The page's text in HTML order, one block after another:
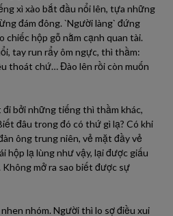
xì xào bắt đầu nổi lên, tựa những
đám đông. `Người làng` đứng
chiếc hộp gỗ nằm cạnh quan tài.
tay run rẩy ôm ngực, thì thầm:
thoát chứ… Đào lên rồi còn muốn
đi bởi những tiếng thì thầm khác,
đâu trong đó có thứ gì lạ? Có khi
ông trung niên, vẻ mặt đầy vẻ
hộp lạ lùng như vậy, lại được giấu
Không mở ra sao biết được sự
nhóm. Người thì lo sợ điều xui